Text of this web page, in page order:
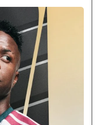
住嘴，金教练随即用手将
金元重随后未再失分，
英雄队比赛因酷暑取消的5
当时情况时说：“我完
是希望我表现更好，除
意思。”他还表示：“我
除此之外我没有任何其
在4日Kiwoom队比赛前
短回答：“（金元重的）
中注意力。”随后他又鼓
手击球出色。（投手
队比赛中，金元重在3-
者余东旭击出左前安打，